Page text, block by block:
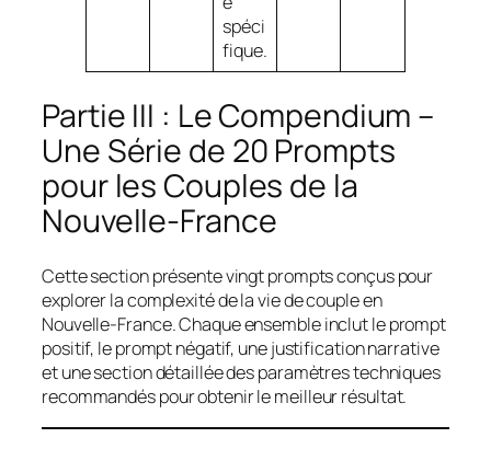
spéci
fique.
Partie III : Le Compendium –
Une Série de 20 Prompts
pour les Couples de la
Nouvelle-France
Cette section présente vingt prompts conçus pour
explorer la complexité de la vie de couple en
Nouvelle-France. Chaque ensemble inclut le prompt
positif, le prompt négatif, une justification narrative
et une section détaillée des paramètres techniques
recommandés pour obtenir le meilleur résultat.